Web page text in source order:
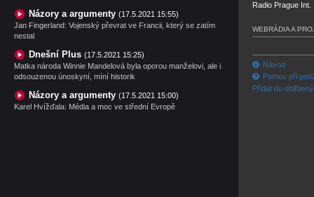
Názory a argumenty (17.5.2021 15:55)
Jan Fingerland: Vojenský převrat ve Francii, který se zatím
nestal
Dnešní Plus (17.5.2021 15:25)
Matka národa Winnie Mandelová byla oporou manželovi, ale i
odsouzenou únoskyní, míní historik
Názory a argumenty (17.5.2021 15:00)
Karel Hvížďala: Média a moc ve střední Evropě
Radio Prague Int.
WEBRÁDIA A
Návod
Pomoc při
Přidat do